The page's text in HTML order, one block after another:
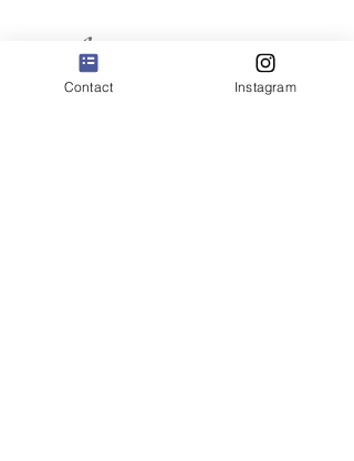
Contact Instagram